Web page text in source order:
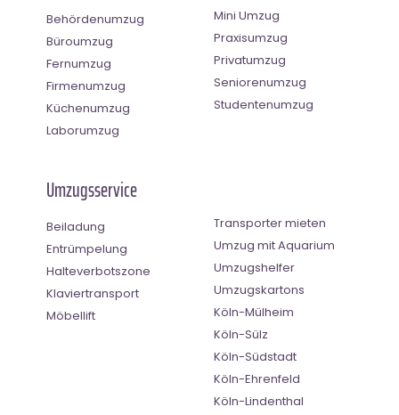
Behördenumzug
Büroumzug
Fernumzug
Firmenumzug
Küchenumzug
Laborumzug
Mini Umzug
Praxisumzug
Privatumzug
Seniorenumzug
Studentenumzug
Umzugsservice
Beiladung
Entrümpelung
Halteverbotszone
Klaviertransport
Möbellift
Transporter mieten
Umzug mit Aquarium
Umzugshelfer
Umzugskartons
Köln-Mülheim
Köln-Sülz
Köln-Südstadt
Köln-Ehrenfeld
Köln-Lindenthal